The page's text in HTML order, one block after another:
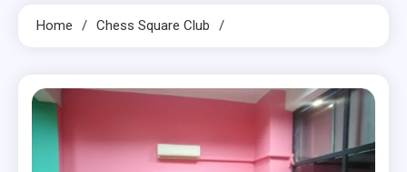
Home Chess Square Club